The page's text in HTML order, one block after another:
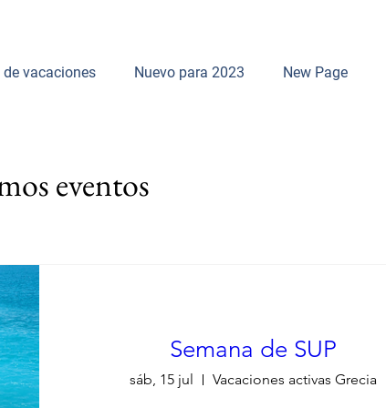
de vacaciones Nuevo para 2023 New Page
eventos
Semana de SUP
sáb, 15 jul Vacaciones activas Grecia